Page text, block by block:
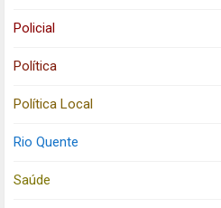
Policial
Política
Política Local
Rio Quente
Saúde